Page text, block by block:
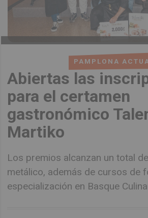
PAMPLONA
Abiertas las
para el certamen
gastronómico
Martiko
Los premios alcanzan un total
metálico, además de cursos de
especialización en Basque